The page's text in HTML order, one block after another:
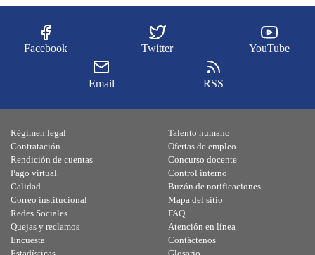
Facebook Twitter YouTube
Email RSS
Régimen legal
Contratación
Rendición de cuentas
Pago virtual
Calidad
Talento humano
Ofertas de empleo
Concurso docente
Control interno
Buzón de notificaciones
Correo institucional
Redes Sociales
Quejas y reclamos
Encuesta
Mapa del sitio
FAQ
Atención en línea
Contáctenos